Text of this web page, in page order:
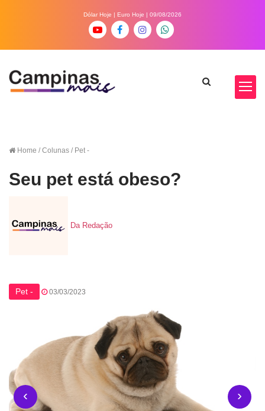
Dólar Hoje | Euro Hoje | 09/08/2026
Home / Colunas / Pet -
Seu pet está obeso?
Da Redação
Pet - 03/03/2023
‹ ›